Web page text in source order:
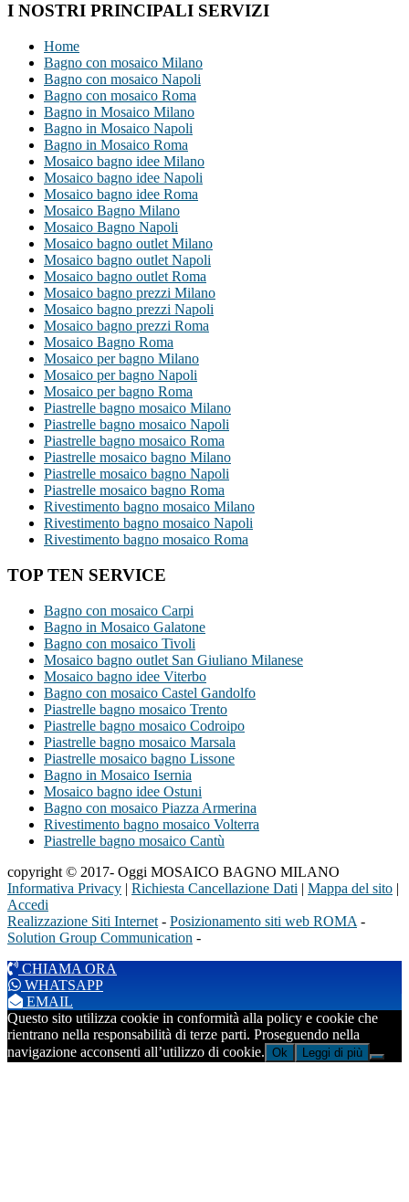
I NOSTRI PRINCIPALI SERVIZI
Home
Bagno con mosaico Milano
Bagno con mosaico Napoli
Bagno con mosaico Roma
Bagno in Mosaico Milano
Bagno in Mosaico Napoli
Bagno in Mosaico Roma
Mosaico bagno idee Milano
Mosaico bagno idee Napoli
Mosaico bagno idee Roma
Mosaico Bagno Milano
Mosaico Bagno Napoli
Mosaico bagno outlet Milano
Mosaico bagno outlet Napoli
Mosaico bagno outlet Roma
Mosaico bagno prezzi Milano
Mosaico bagno prezzi Napoli
Mosaico bagno prezzi Roma
Mosaico Bagno Roma
Mosaico per bagno Milano
Mosaico per bagno Napoli
Mosaico per bagno Roma
Piastrelle bagno mosaico Milano
Piastrelle bagno mosaico Napoli
Piastrelle bagno mosaico Roma
Piastrelle mosaico bagno Milano
Piastrelle mosaico bagno Napoli
Piastrelle mosaico bagno Roma
Rivestimento bagno mosaico Milano
Rivestimento bagno mosaico Napoli
Rivestimento bagno mosaico Roma
TOP TEN SERVICE
Bagno con mosaico Carpi
Bagno in Mosaico Galatone
Bagno con mosaico Tivoli
Mosaico bagno outlet San Giuliano Milanese
Mosaico bagno idee Viterbo
Bagno con mosaico Castel Gandolfo
Piastrelle bagno mosaico Trento
Piastrelle bagno mosaico Codroipo
Piastrelle bagno mosaico Marsala
Piastrelle mosaico bagno Lissone
Bagno in Mosaico Isernia
Mosaico bagno idee Ostuni
Bagno con mosaico Piazza Armerina
Rivestimento bagno mosaico Volterra
Piastrelle bagno mosaico Cantù
copyright © 2017- Oggi MOSAICO BAGNO MILANO
Informativa Privacy | Richiesta Cancellazione Dati | Mappa del sito |
Accedi
Realizzazione Siti Internet - Posizionamento siti web ROMA -
Solution Group Communication -
CHIAMA ORA
WHATSAPP
EMAIL
Questo sito utilizza cookie in conformità alla policy e cookie che
rientrano nella responsabilità di terze parti. Proseguendo nella
navigazione acconsenti all’utilizzo di cookie. Ok Leggi di più